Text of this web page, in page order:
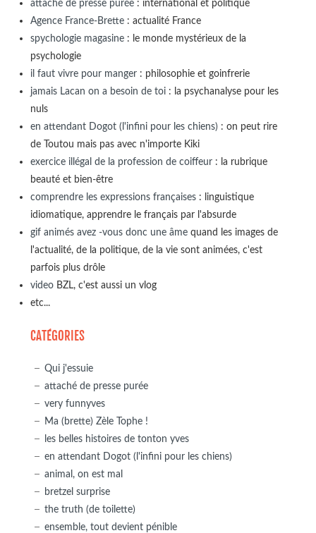
attaché de presse purée: international et politique
Agence France-Brette: actualité France
spychologie magasine: le monde mystérieux de la
psychologie
il faut vivre pour manger: philosophie et goinfrerie
jamais Lacan on a besoin de toi: la psychanalyse pour les
nuls
en attendant Dogot (l'infini pour les chiens): on peut rire
de Toutou mais pas avec n'importe Kiki
exercice illégal de la profession de coiffeur: la rubrique
beauté et bien-être
comprendre les expressions françaises: linguistique
idiomatique, apprendre le français par l'absurde
gif animés avez -vous donc une âmequand les images de
l'actualité, de la politique, de la vie sont animées, c'est
parfois plus drôle
videoBZL, c'est aussi un vlog
etc...
CATÉGORIES
Qui j'essuie
attaché de presse purée
very funnyves
Ma (brette) Zèle Tophe !
les belles histoires de tonton yves
en attendant Dogot (l'infini pour les chiens)
animal, on est mal
bretzel surprise
the truth (de toilette)
ensemble, tout devient pénible